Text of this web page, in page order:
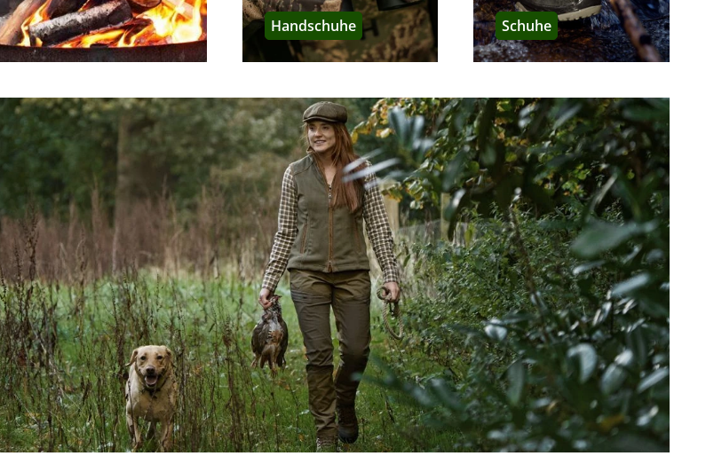
Tradition verbunden, der erstmals im 17. Jahrhundert auftauchte. Auf einem Familiengut an der
Härkila als Jäger bekannt. Nachdem diese im frühen 20. Jarhundert für ihre Hundezucht mit über 300
startete sie mit der Gründung ihres Unternehmens 1966 einen neuen Abschnitt.
gemachtJagdkleidung zu entwerfen, die der rauen Umwelt Skandinaviens zu trotzen weiß. Als erster
verwendeten sie Gore-Tex Materialien für ihre Kleidung und sorgte hiermit für eine neue Ära. Noch
Unternehmen zusammen, um immer wieder neue, innovative, funktionelle und komfortable
wird verkauft, bevor es nicht ausgiebig selbst in der Natur getestetund für gut befunden wurde.Härkila -
kaufen
dass Jäger mit der richtigen Ausstattung und Bekleidungdas Beste aus sich und der Jagd herausholen. Wir
Ihrer Anforderungen und Wünsche an hochwertige Jagdbekleidung. Wir bieten Ihnenpersönliche
Härkila-Artikel. Kontaktieren Sie uns für eine individuelle Beratung.
Handschuhe Schuhe